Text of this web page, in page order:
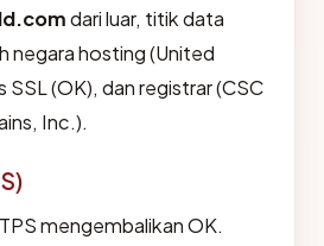
dari luar, titik data
negara hosting (United
(OK), dan registrar (CSC
Inc.).
mengembalikan OK.